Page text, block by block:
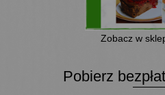
Zobacz w
Pobierz